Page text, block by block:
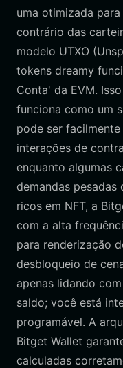
uma otimizada
contrário das
modelo UTXO
tokens dreamy
Conta' da EVM.
funciona como um
pode ser
interações de
enquanto algumas
demandas pesadas
ricos em NFT, a
com a alta
para renderização
desbloqueio de
apenas lidando
saldo; você está
programável. A
Bitget Wallet
calculadas